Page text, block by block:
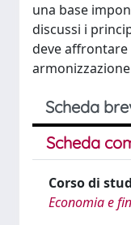
una base
discussi i
deve
Scheda
Scheda
Corso di
Economia e